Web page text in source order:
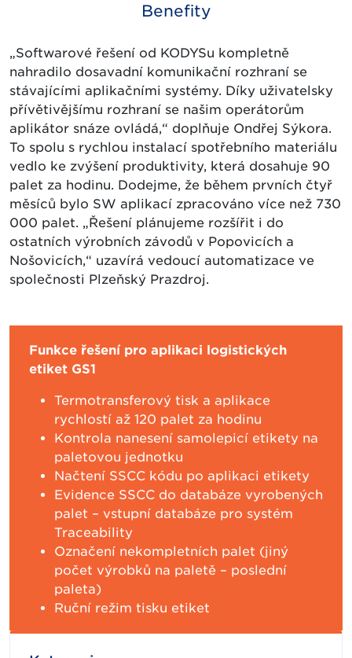
Benefity
„Softwarové řešení od KODYSu kompletně
nahradilo dosavadní komunikační rozhraní se
stávajícími aplikačními systémy. Díky uživatelsky
přívětivějšímu rozhraní se našim operátorům
aplikátor snáze ovládá,“ doplňuje Ondřej Sýkora.
To spolu s rychlou instalací spotřebního materiálu
vedlo ke zvýšení produktivity, která dosahuje 90
palet za hodinu. Dodejme, že během prvních čtyř
měsíců bylo SW aplikací zpracováno více než 730
000 palet. „Řešení plánujeme rozšířit i do
ostatních výrobních závodů v Popovicích a
Nošovicích,“ uzavírá vedoucí automatizace ve
společnosti Plzeňský Prazdroj.
Funkce řešení pro aplikaci logistických
etiket GS1
Termotransferový tisk a aplikace
rychlostí až 120 palet za hodinu
Kontrola nanesení samolepicí etikety na
paletovou jednotku
Načtení SSCC kódu po aplikaci etikety
Evidence SSCC do databáze vyrobených
palet – vstupní databáze pro systém
Traceability
Označení nekompletních palet (jiný
počet výrobků na paletě – poslední
paleta)
Ruční režim tisku etiket